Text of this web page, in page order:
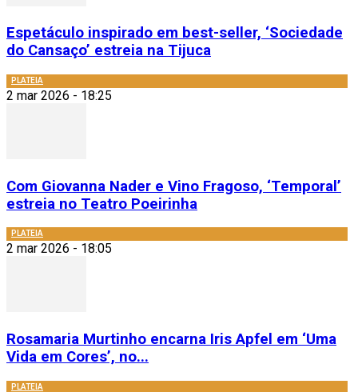
Espetáculo inspirado em best-seller, ‘Sociedade
do Cansaço’ estreia na Tijuca
PLATEIA
2 mar 2026 - 18:25
Com Giovanna Nader e Vino Fragoso, ‘Temporal’
estreia no Teatro Poeirinha
PLATEIA
2 mar 2026 - 18:05
Rosamaria Murtinho encarna Iris Apfel em ‘Uma
Vida em Cores’, no...
PLATEIA